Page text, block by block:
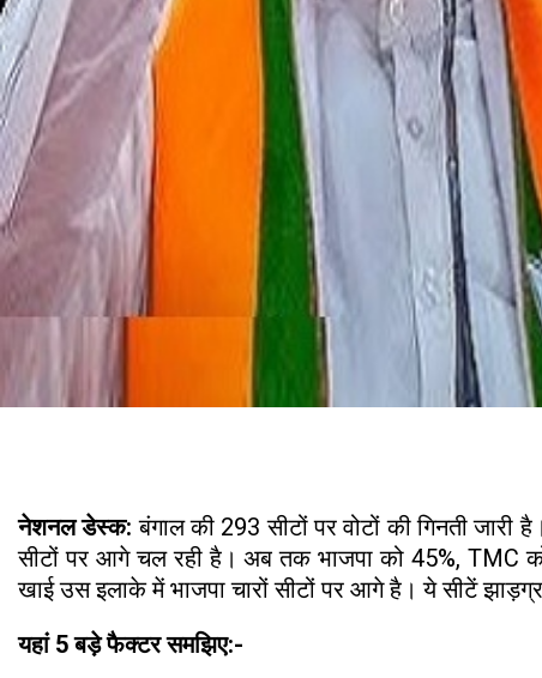
नेशनल डेस्क:बंगाल की 293 सीटों पर वोटों की गिनती
सीटों पर आगे चल रही है। अब तक भाजपा को 45%, TMC
खाई उस इलाके में भाजपा चारों सीटों पर आगे है। ये सीटें
यहां 5 बड़े फैक्टर समझिए:-